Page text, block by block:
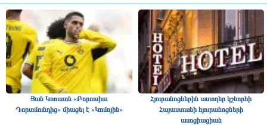
Յան Կոուտոն «Բորուսիա
Դորտմունդից» միացել է «Կոմոյին»
Հյուրանոցներին աստղեր կշնորհի
Հայաստանի հյուրանոցների
ասոցիացիան